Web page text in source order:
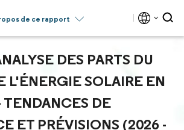
de ce rapport
DES PARTS DU
L'ÉNERGIE SOLAIRE EN
DE
ET PRÉVISIONS (2026 -